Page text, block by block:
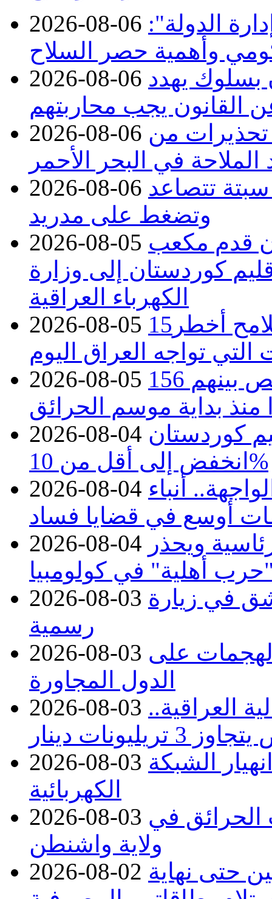
2026-08-06 الدولة":
وأهمية حصر السلاح
2026-08-06 بسلوك يهدد
القانون يجب محاربتهم
2026-08-06 من
الملاحة في البحر الأحمر
2026-08-06 تتصاعد
وتضغط على مدريد
2026-08-05 توريد 100 مليون قدم مكعب
كوردستان إلى وزارة
الكهرباء العراقية
2026-08-05 15كارثة بيئية ومناخية ترسم ملامح أخطر
التي تواجه العراق اليوم
2026-08-05 حرائق فرنسا.. توقيف 402 شخص بينهم 156
منذ بداية موسم الحرائق
2026-08-04 كوردستان
انخفض إلى أقل من 10%
2026-08-04 أنباء
أوسع في قضايا فساد
2026-08-04 ويحذر
أهلية" في كولومبيا
2026-08-03 في زيارة
رسمية
2026-08-03 على
الدول المجاورة
2026-08-03 العراقية..
2026-08-03 الشبكة
الكهربائية
2026-08-03 الحرائق في
ولاية واشنطن
2026-08-02 حتى نهاية